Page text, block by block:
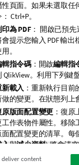
性頁面。如果未選取任
Ctrl+P。
為 PDF： 開啟已預先
會提示您輸入 PDF 輸
。
輯指令碼：開啟編輯指
QlikView。利用下列鍵
新載入 ：重新執行目
做的變更。在狀態列上
原版面配置變更 ：復
工作表物件屬性。移除
面配置變更的清單。每
入與減少資料) 將會清空
版面配置變更
：重
deliver content